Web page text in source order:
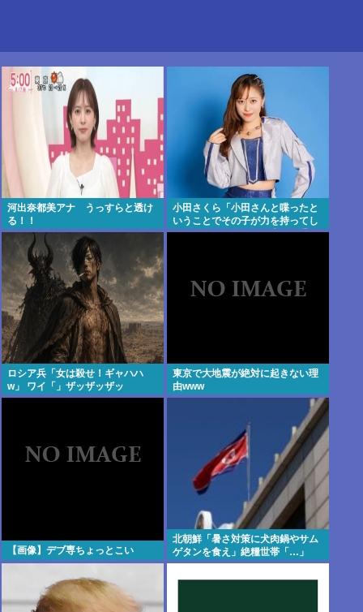
河出奈都美アナ うっすらと透け
る！！
小田さくら「小田さんと喋ったと
いうことでその子が力を持ってし
まわないように、研修生とは喋ら
ロシア兵「女は殺せ！ギャハハ
w」 ワイ「」ザッザッザッ
東京で大地震が絶対に起きない理
由www
【画像】デブ専ちょっとこい
北朝鮮「暑さ対策に犬肉鍋やサム
ゲタンを食え」絶糧世帯「…」